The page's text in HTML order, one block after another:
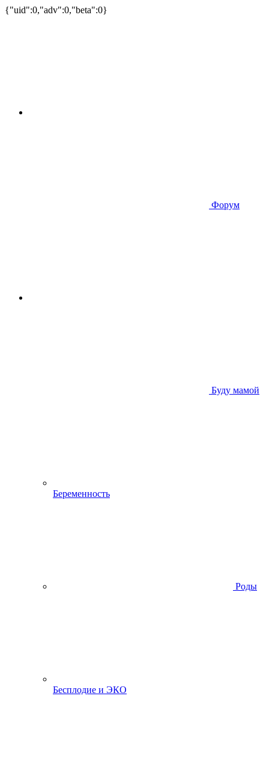
{"uid":0,"adv":0,"beta":0}
Форум
Буду мамой
Беременность
Роды
Бесплодие и ЭКО